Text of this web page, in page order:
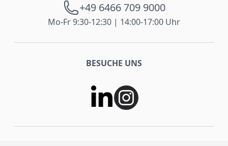
+49 6466 709 9000
Mo-Fr 9:30-12:30 | 14:00-17:00 Uhr
BESUCHE UNS